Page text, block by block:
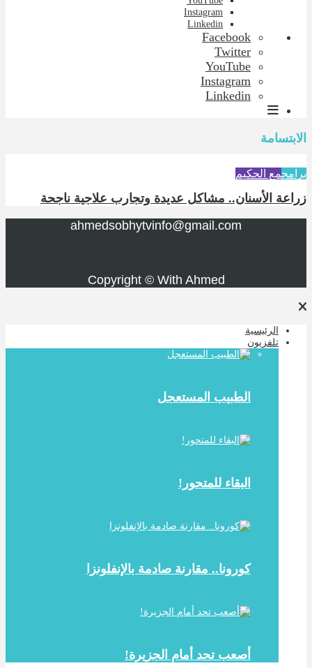
Instagram
Linkedin
Facebook
Twitter
YouTube
Instagram
Linkedin
الابتسامة
برامجمع الحكيم
زراعة الأسنان.. مشاكل عديدة وتجارب علاجية ناجحة
ahmedsobhytvinfo@gmail.com
Copyright © With Ahmed
الرئيسية
تلفزيون
الطبيب المستعجل
البقاء للمتحور!
كورونا.. مقارنة صادمة بالإنفلونزا
أصعب تحد أمام الجزيرة!